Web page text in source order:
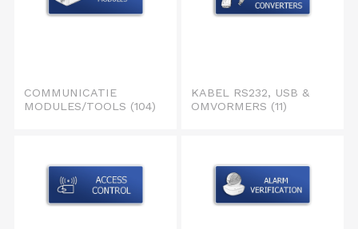
COMMUNICATIE
MODULES/TOOLS (104)
KABEL RS232, USB &
OMVORMERS (11)